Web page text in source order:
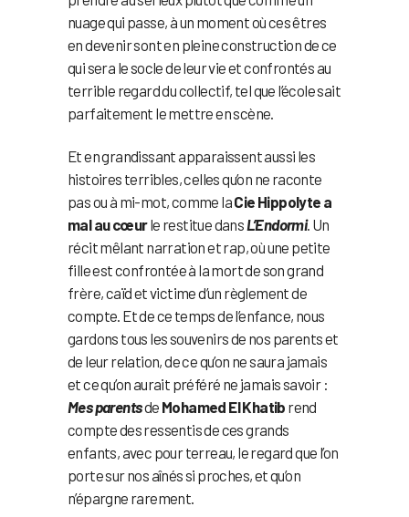
nuage qui passe, à un moment où ces êtres
en devenir sont en pleine construction de ce
qui sera le socle de leur vie et confrontés au
terrible regard du collectif, tel que l’école sait
parfaitement le mettre en scène.
Et en grandissant apparaissent aussi les
histoires terribles, celles qu’on ne raconte
pas ou à mi-mot, comme laCie Hippolyte a
mal au cœurle restitue dans L’Endormi. Un
récit mêlant narration et rap, où une petite
fille est confrontée à la mort de son grand
frère, caïd et victime d’un règlement de
compte. Et de ce temps de l’enfance, nous
gardons tous les souvenirs de nos parents et
de leur relation, de ce qu’on ne saura jamais
et ce qu’on aurait préféré ne jamais savoir :
Mes parentsde Mohamed El Khatib rend
compte des ressentis de ces grands
enfants, avec pour terreau, le regard que l’on
porte sur nos aînés si proches, et qu’on
n’épargne rarement.